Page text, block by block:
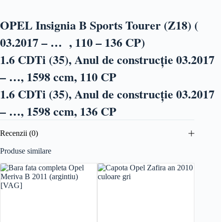
OPEL Insignia B Sports Tourer (Z18) (
03.2017 – … , 110 – 136 CP)
1.6 CDTi (35), Anul de construcție 03.2017
– …, 1598 ccm, 110 CP
1.6 CDTi (35), Anul de construcție 03.2017
– …, 1598 ccm, 136 CP
Recenzii (0)
Produse similare